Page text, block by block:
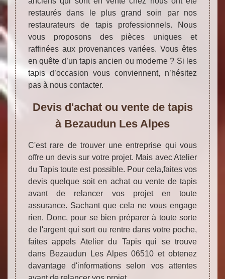
restaurés dans le plus grand soin par nos
restaurateurs de tapis professionnels. Nous
vous proposons des pièces uniques et
raffinées aux provenances variées. Vous êtes
en quête d’un tapis ancien ou moderne ? Si les
tapis d’occasion vous conviennent, n’hésitez
pas à nous contacter.
Devis d'achat ou vente de tapis
à Bezaudun Les Alpes
C'est rare de trouver une entreprise qui vous
offre un devis sur votre projet. Mais avec Atelier
du Tapis toute est possible. Pour cela,faites vos
devis quelque soit en achat ou vente de tapis
avant de relancer vos projet en toute
assurance. Sachant que cela ne vous engage
rien. Donc, pour se bien préparer à toute sorte
de l'argent qui sort ou rentre dans votre poche,
faites appels Atelier du Tapis qui se trouve
dans Bezaudun Les Alpes 06510 et obtenez
davantage d'informations selon vos attentes